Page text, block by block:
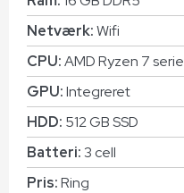
Netværk:Wifi
CPU:AMD Ryzen 7 serie
GPU:Integreret
HDD: 512 GB SSD
Batteri:3 cell
Pris:Ring